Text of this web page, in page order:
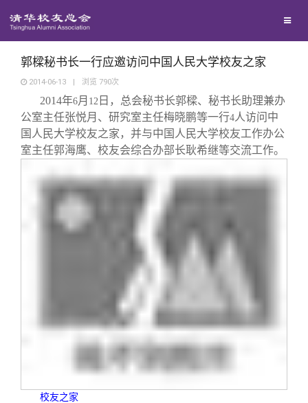
地区联络
年级联络
院系校友工作
专业委员会
西南联大校友会
回馈母校
捐赠项目
捐赠新闻
捐赠纪事
义工计划
媒体平台
《清华校友通讯》
《水木清华》
新媒体平台
百年清华
清华人物
青春风采
校友文苑
校友服务
信息化服务
三创大赛
总会简介
会长致辞
郭樑秘书长一行应邀访问中国人民大学校友之家
2014-06-13 | 浏览 790次
2014年6月 12 日，总会秘书长郭樑、秘书长助理兼办
公室主任张悦月、研究室主任梅晓鹏等一行4人访问中
国人民大学校友之家，并与中国人民大学校友工作办公
室主任郭海鹰、校友会综合办部长耿希继等交流工作。
校友之家